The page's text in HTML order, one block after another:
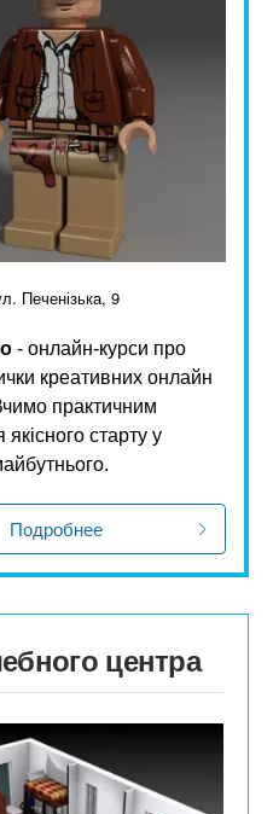
Печенізька, 9
- онлайн-курси про
креативних онлайн
практичним
старту у
Подробнее
центра